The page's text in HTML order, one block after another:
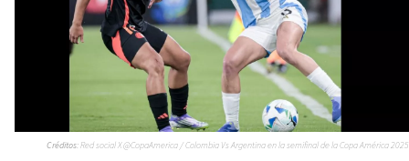
Créditos:Red social X @CopaAmerica / Colombia Vs Argentina en la semifinal de la Copa América 2025